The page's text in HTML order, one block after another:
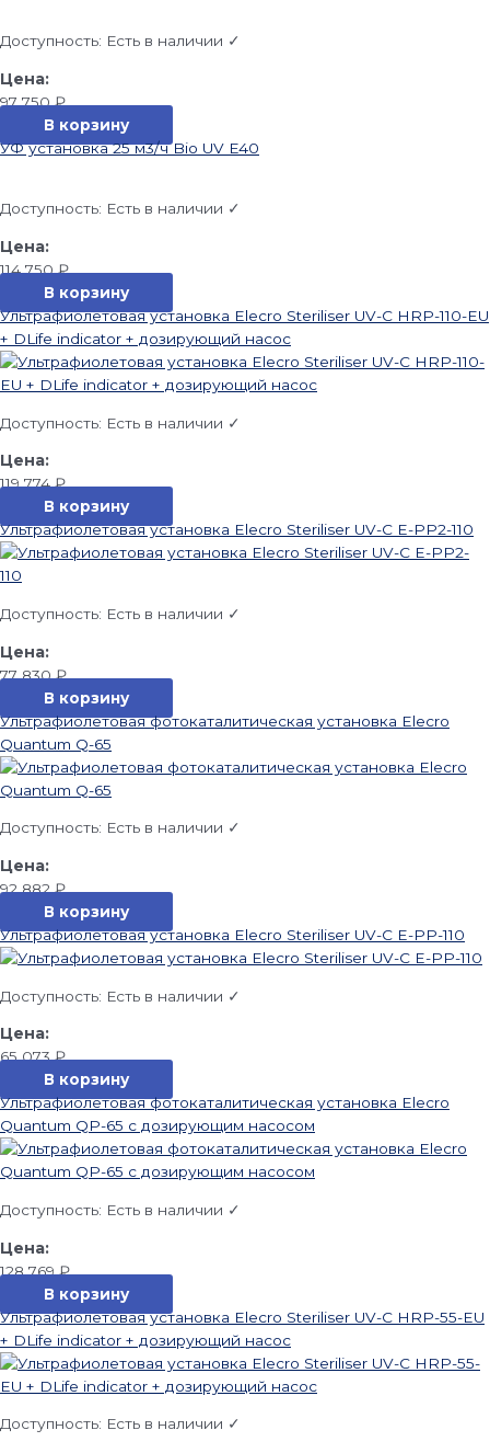
Доступность: Есть в наличии ✓
97 750₽
В корзину
УФ установка 25 м3/ч Bio UV E40
Доступность: Есть в наличии ✓
114 750₽
В корзину
Ультрафиолетовая установка Elecro Steriliser UV-C HRP-110-EU
+ DLife indicator + дозирующий насос
Доступность: Есть в наличии ✓
119 774₽
В корзину
Ультрафиолетовая установка Elecro Steriliser UV-C E-PP2-110
Доступность: Есть в наличии ✓
77 830₽
В корзину
Ультрафиолетовая фотокаталитическая установка Elecro
Quantum Q-65
Доступность: Есть в наличии ✓
92 882₽
В корзину
Ультрафиолетовая установка Elecro Steriliser UV-C E-PP-110
Доступность: Есть в наличии ✓
65 073₽
В корзину
Ультрафиолетовая фотокаталитическая установка Elecro
Quantum QP-65 с дозирующим насосом
Доступность: Есть в наличии ✓
128 769₽
В корзину
Ультрафиолетовая установка Elecro Steriliser UV-C HRP-55-EU
+ DLife indicator + дозирующий насос
Доступность: Есть в наличии ✓